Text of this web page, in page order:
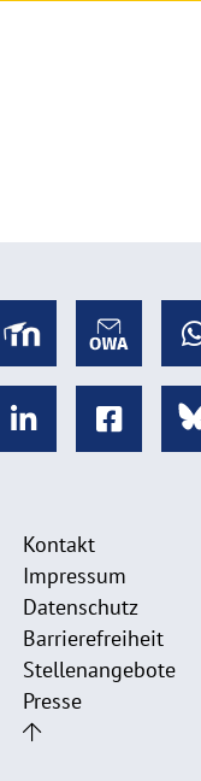
Kontakt
Impressum
Datenschutz
Barrierefreiheit
Stellenangebote
Presse